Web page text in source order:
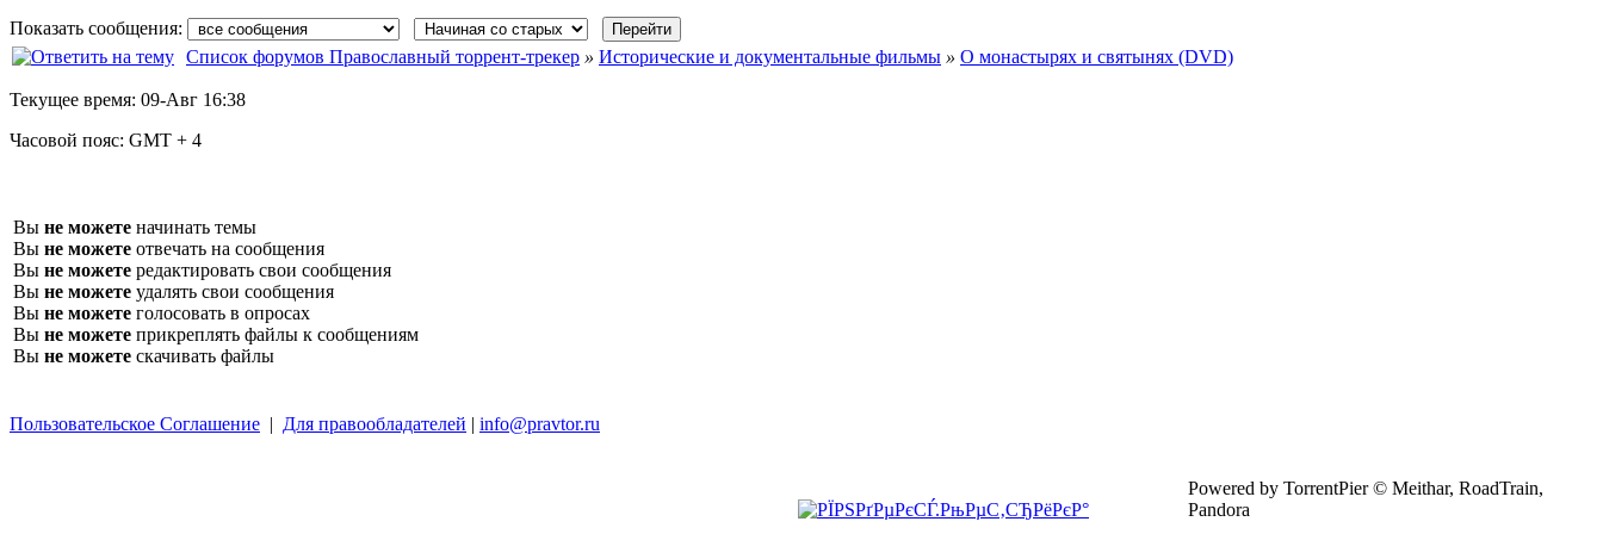
Показать сообщения:
Список форумов Православный торрент-трекер » Исторические и документальные фильмы » О монастырях и святынях (DVD)
Текущее время: 09-Авг 16:38
Часовой пояс: GMT + 4
Вы не можете начинать темы
Вы не можете отвечать на сообщения
Вы не можете редактировать свои сообщения
Вы не можете удалять свои сообщения
Вы не можете голосовать в опросах
Вы не можете прикреплять файлы к сообщениям
Вы не можете скачивать файлы
Пользовательское Соглашение | Для правообладателей | info@pravtor.ru
Powered by TorrentPier © Meithar, RoadTrain,
Pandora